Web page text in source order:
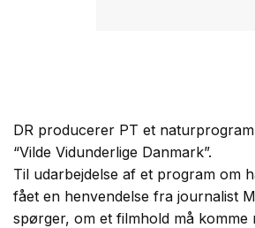
DR producerer PT et
“Vilde Vidunderlige Danmark”.
Til udarbejdelse af et program om
fået en henvendelse fra journalist
spørger, om et filmhold må komme